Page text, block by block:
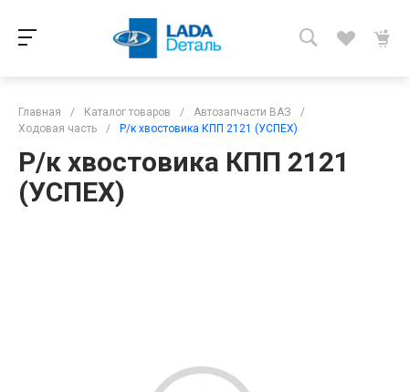
Главная / Каталог товаров / Автозапчасти ВАЗ
/
Ходовая часть
/ Р/к хвостовика КПП 2121 (УСПЕХ)
Р/к хвостовика КПП 2121
(УСПЕХ)